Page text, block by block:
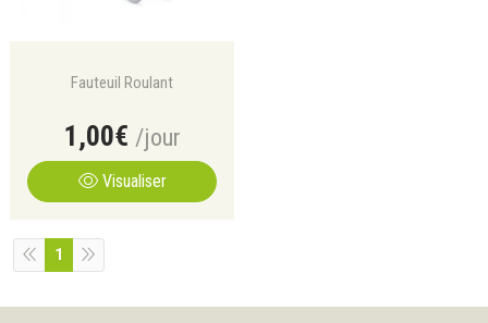
Fauteuil Roulant
1 ,00€ /jour
Visualiser
1